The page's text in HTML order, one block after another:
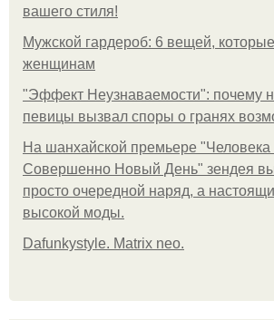
вашего стиля!
Мужской гардероб: 6 вещей,
женщинам
"Эффект Неузнаваемости": почему
певицы вызвал споры о гранях
На шанхайской премьере "Человека
Совершенно Новый День" зендея
просто очередной наряд, а
высокой моды.
Dafunkystyle. Matrix neo.